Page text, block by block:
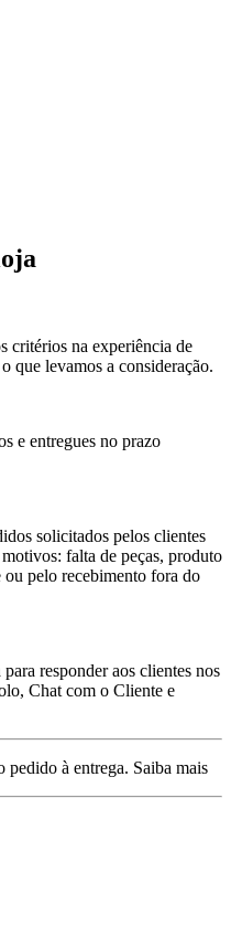
critérios na experiência de
que levamos a consideração.
e entregues no prazo
solicitados pelos clientes
falta de peças, produto
pelo recebimento fora do
responder aos clientes nos
Chat com o Cliente e
pedido à entrega. Saiba mais